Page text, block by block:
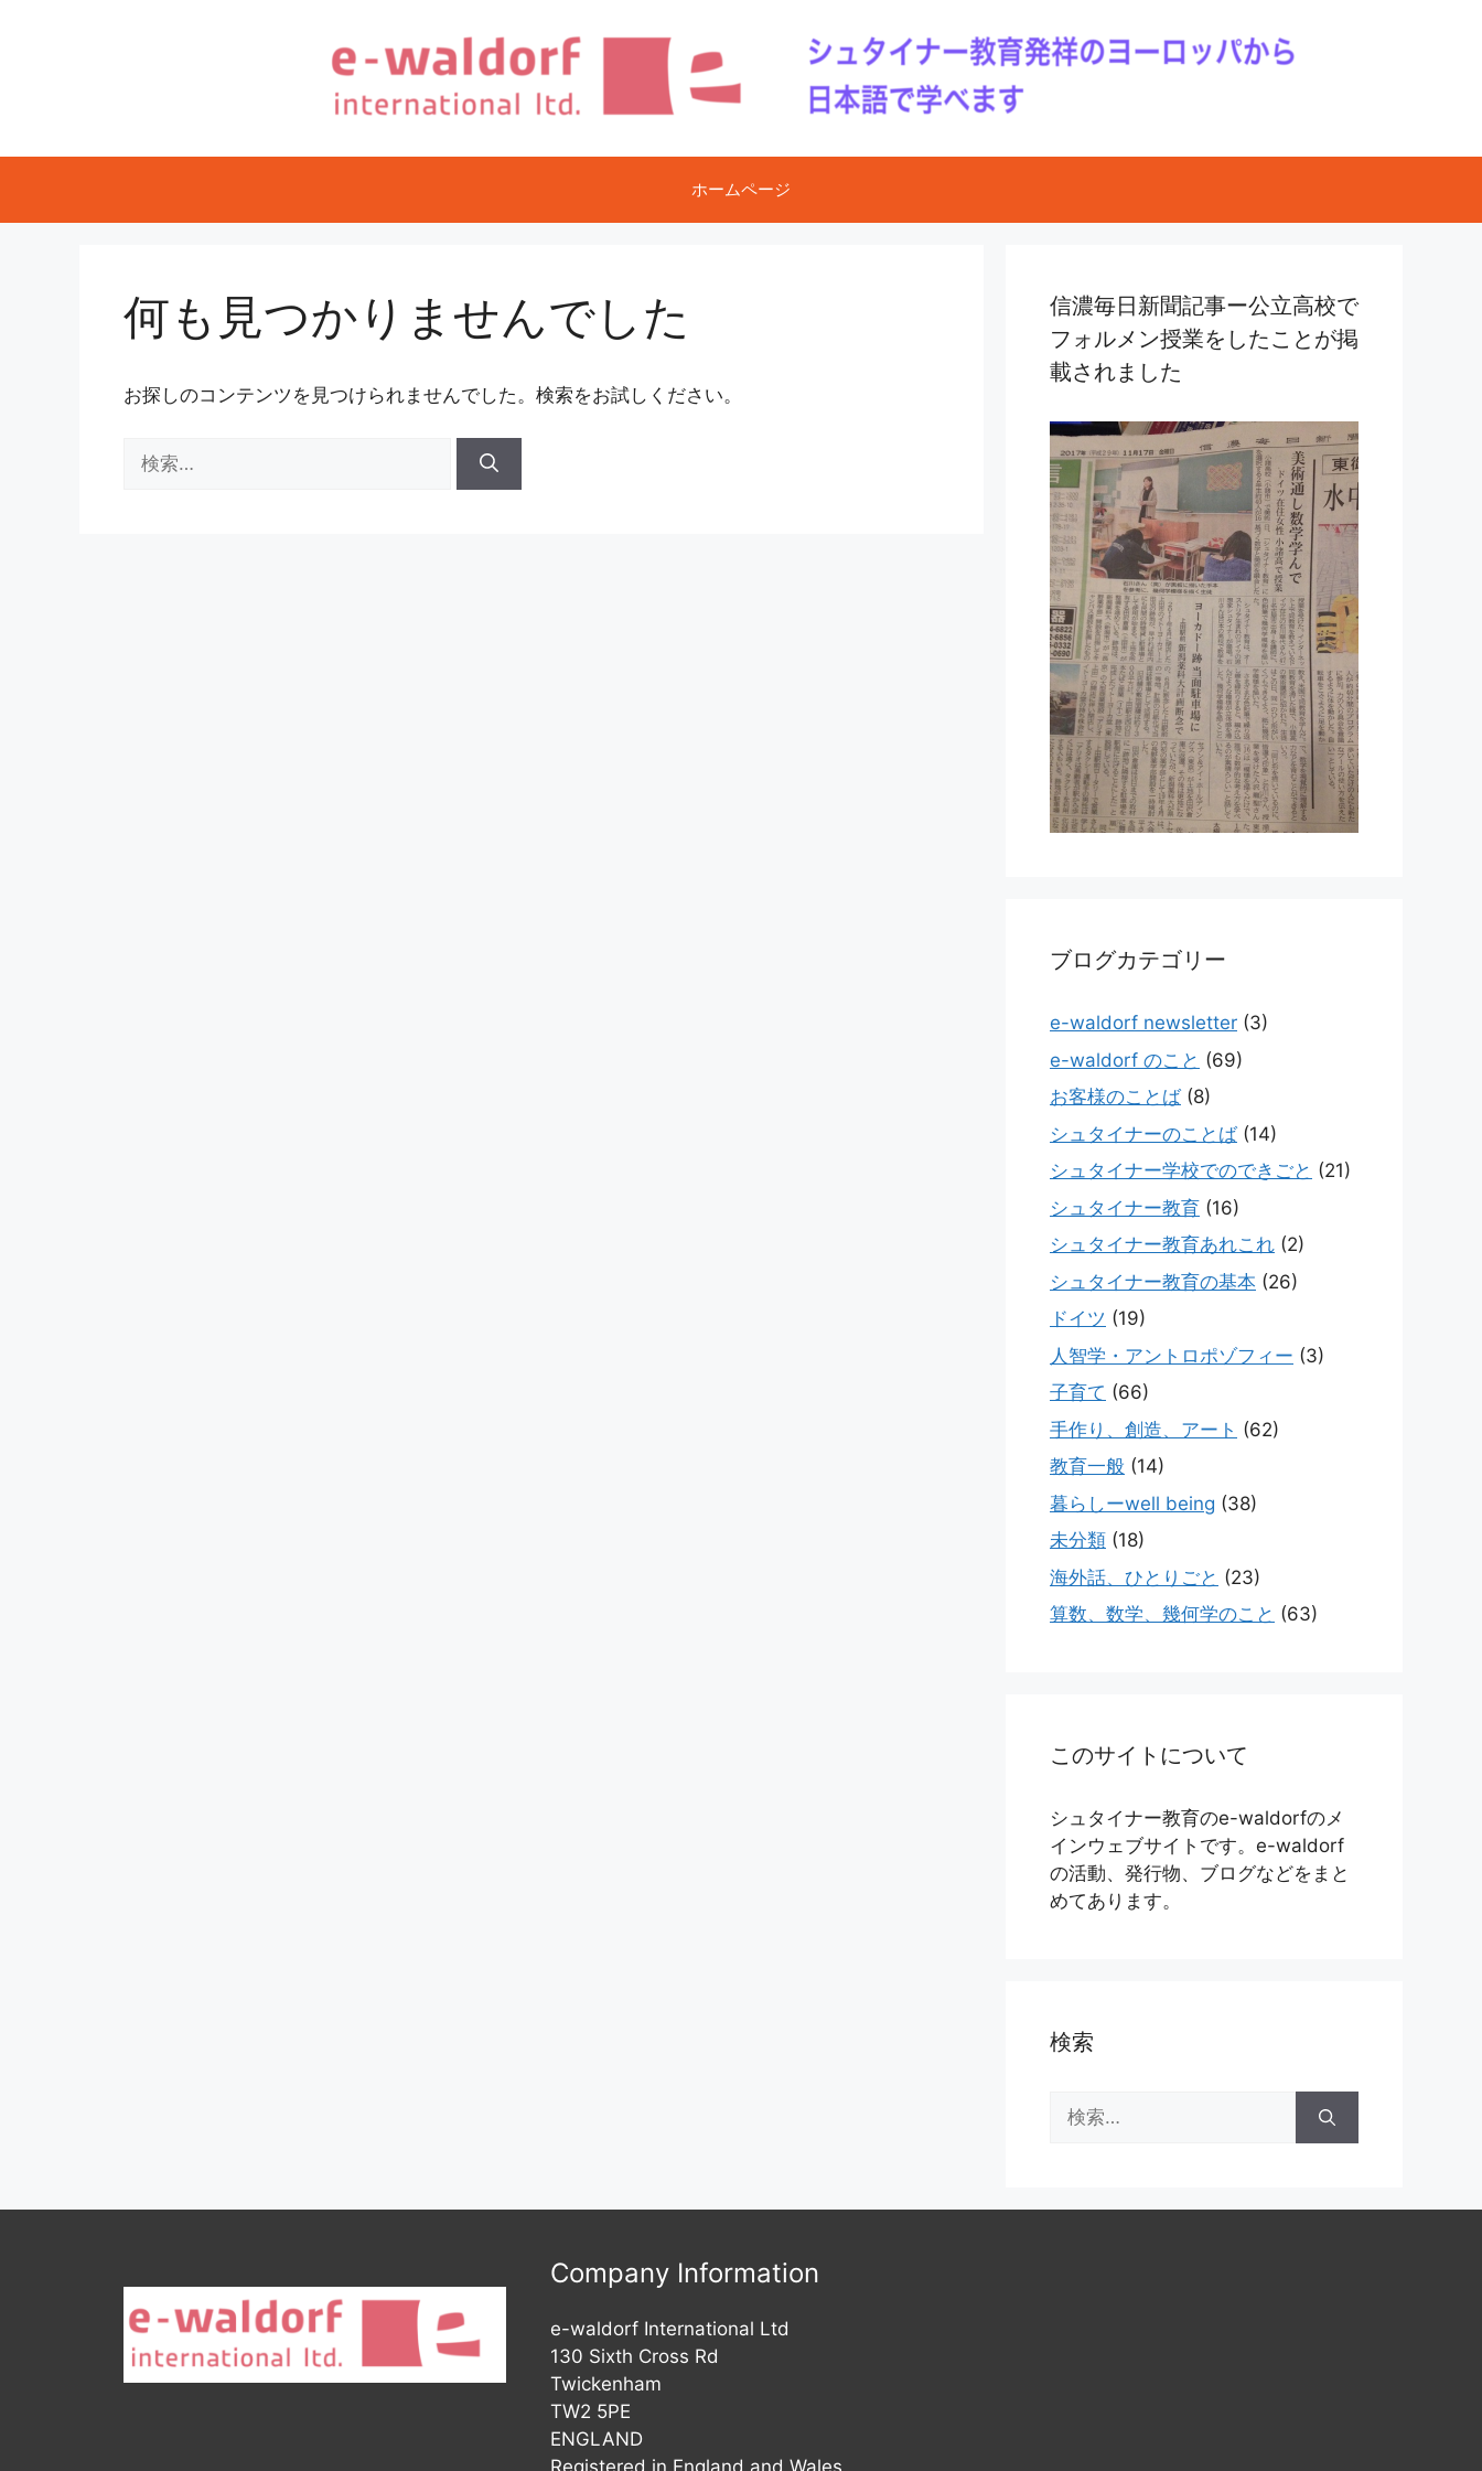
ホームページ
何も見つかりませんでした
お探しのコンテンツを見つけられませんでした。検索をお試しください。
索:
信濃毎日新聞記事ー公立高校で
フォルメン授業をしたことが掲
載されました
ブログカテゴリー
e-waldorf newsletter (3)
e-waldorf のこと (69)
お客様のことば(8)
シュタイナーのことば(14)
シュタイナー学校でのできごと (21)
シュタイナー教育 (16)
シュタイナー教育あれこれ (2)
シュタイナー教育の基本 (26)
ドイツ (19)
人智学・アントロポゾフィー (3)
子育て (66)
手作り、創造、アート (62)
教育一般 (14)
暮らしーwell being (38)
未分類 (18)
海外話、ひとりごと (23)
算数、数学、幾何学のこと (63)
このサイトについて
シュタイナー教育のe-waldorfのメ
インウェブサイトです。e-waldorf
の活動、発行物、ブログなどをまと
めてあります。
検索
索:
Company Information
e-waldorf International Ltd
130 Sixth Cross Rd
Twickenham
TW2 5PE
ENGLAND